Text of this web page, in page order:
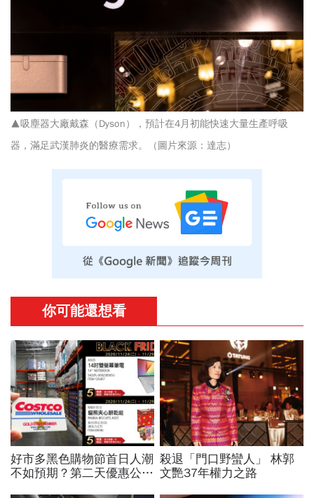
▲吸塵器大廠戴森（Dyson），預計在4月初能快速大量生產呼吸
器，滿足武漢肺炎的醫療需求。（圖片來源：達志）